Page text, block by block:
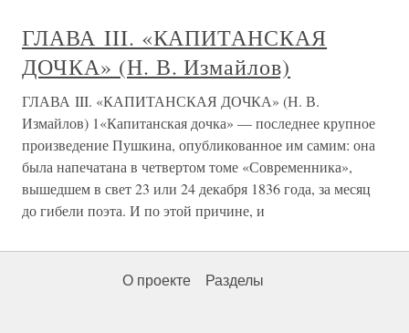
ГЛАВА III. «КАПИТАНСКАЯ
ДОЧКА» (Н. В. Измайлов)
ГЛАВА III. «КАПИТАНСКАЯ ДОЧКА» (Н. В.
Измайлов) 1«Капитанская дочка» — последнее крупное
произведение Пушкина, опубликованное им самим: она
была напечатана в четвертом томе «Современника»,
вышедшем в свет 23 или 24 декабря 1836 года, за месяц
до гибели поэта. И по этой причине, и
О проекте Разделы